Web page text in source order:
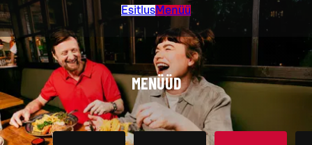
EsitlusMenüü
MENÜÜD